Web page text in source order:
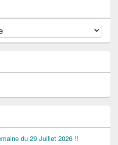
du 29 Juillet 2026 !!